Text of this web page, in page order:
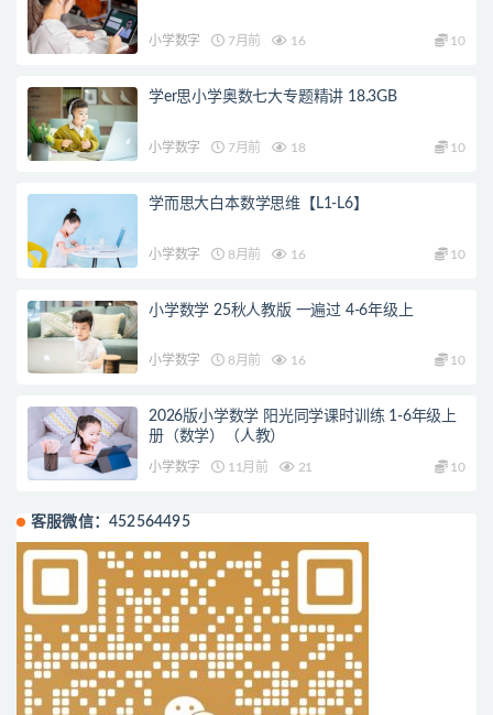
小学数字 7月前 16 10
学er思小学奥数七大专题精讲 18.3GB
小学数字 7月前 18 10
学而思大白本数学思维【L1-L6】
小学数字 8月前 16 10
小学数学 25秋人教版 一遍过 4-6年级上
小学数字 8月前 16 10
2026版小学数学 阳光同学课时训练 1-6年级上
册（数学）（人教）
小学数字 11月前 21 10
客服微信：452564495